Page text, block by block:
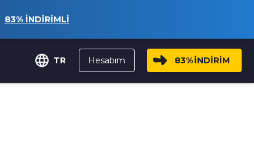
83%İNDİRİMLİ
TR Hesabım 83%İNDİRİM